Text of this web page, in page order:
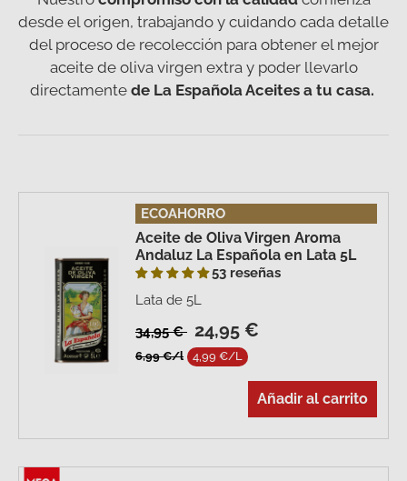
desde el origen, trabajando y cuidando cada detalle
del proceso de recolección para obtener el mejor
aceite de oliva virgen extra y poder llevarlo
directamente de La Española Aceites a tu casa.
ECOAHORRO
Aceite de Oliva Virgen Aroma
Andaluz La Española en Lata 5L
53 reseñas
Lata de 5L
34,95 € 24,95 €
6,99 €/l 4,99 €/L
Añadir al carrito